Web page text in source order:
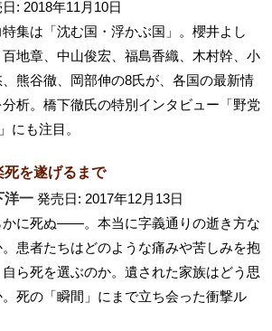
: 2018年11月10日
集は「沈む国・浮かぶ国」。櫻井よし
百地章、中山俊宏、福島香織、木村幹、小
、熊谷徹、岡部伸の8氏が、各国の最新情
析。橋下徹氏の特別インタビュー「野党
にも注目。
死を遂げるまで
洋一 発売日: 2017年12月13日
かに死ぬ――。本当に字義通りの逝き方な
患者たちはどのような痛みや苦しみを抱
自ら死を選ぶのか。遺された家族はどう思
。死の「瞬間」にまで立ち会った衝撃ル